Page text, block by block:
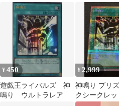
ーコレクシ
¥450
遊戯王ライバルズ 神
鳴り ウルトラレア
¥ 2,999
神鳴り プリ
クシークレッ